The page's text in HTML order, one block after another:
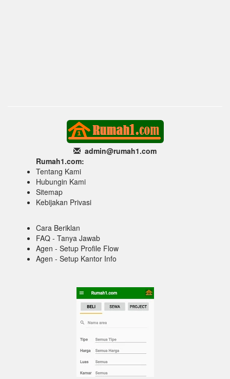
admin@rumah1.com
Rumah1.com:
Tentang Kami
Hubungin Kami
Sitemap
Kebijakan Privasi
Cara Beriklan
FAQ - Tanya Jawab
Agen - Setup Profile Flow
Agen - Setup Kantor Info